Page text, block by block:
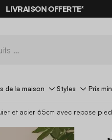
LIVRAISON OFFERTE*
de la maison Styles Prix
et acier 65cm avec repose